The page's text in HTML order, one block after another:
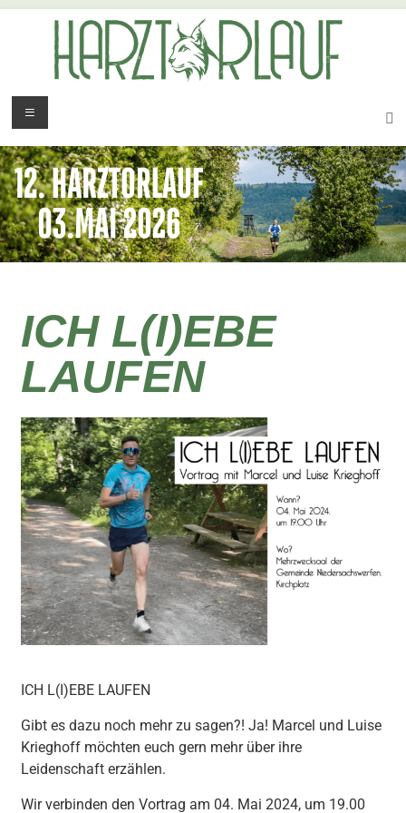
ICH L(I)EBE
LAUFEN
ICH L(I)EBE LAUFEN
Gibt es dazu noch mehr zu sagen?! Ja! Marcel und Luise
Krieghoff möchten euch gern mehr über ihre
Leidenschaft erzählen.
Wir verbinden den Vortrag am 04. Mai 2024, um 19.00